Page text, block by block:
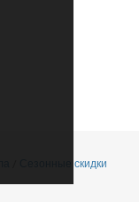
Сезонные скидки